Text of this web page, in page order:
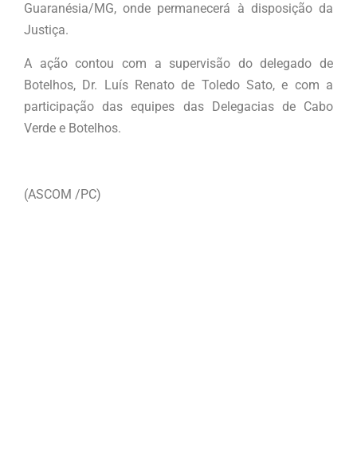
Guaranésia/MG, onde permanecerá à disposição da
Justiça.
A ação contou com a supervisão do delegado de
Botelhos, Dr. Luís Renato de Toledo Sato, e com a
participação das equipes das Delegacias de Cabo
Verde e Botelhos.
(ASCOM /PC)